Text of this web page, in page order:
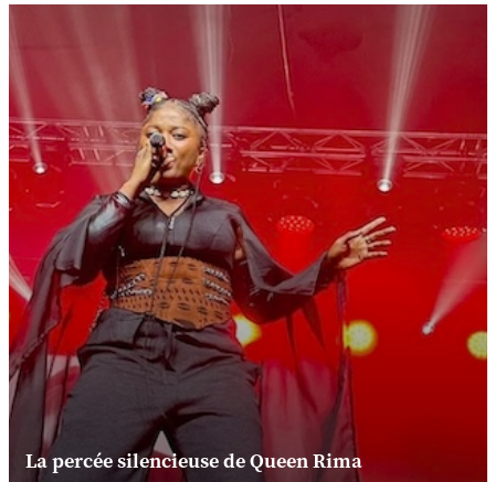
La percée silencieuse de Queen Rima